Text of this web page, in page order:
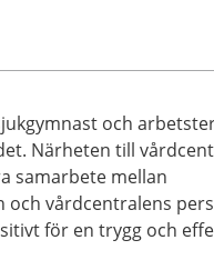
och
Närheten till
samarbete mellan
och vårdcentralens
för en trygg och